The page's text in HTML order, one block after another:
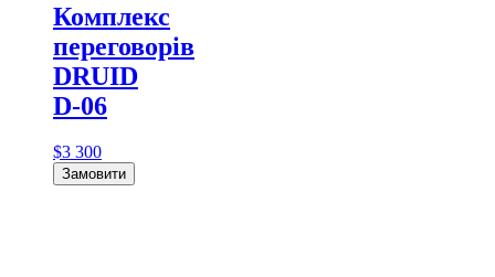
Комплекс
переговорів
DRUID
D-06
$3 300
Замовити